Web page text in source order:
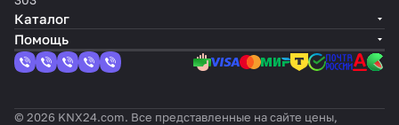
Каталог
Помощь
© 2026 KNX24.com. Все представленные на сайте цены,